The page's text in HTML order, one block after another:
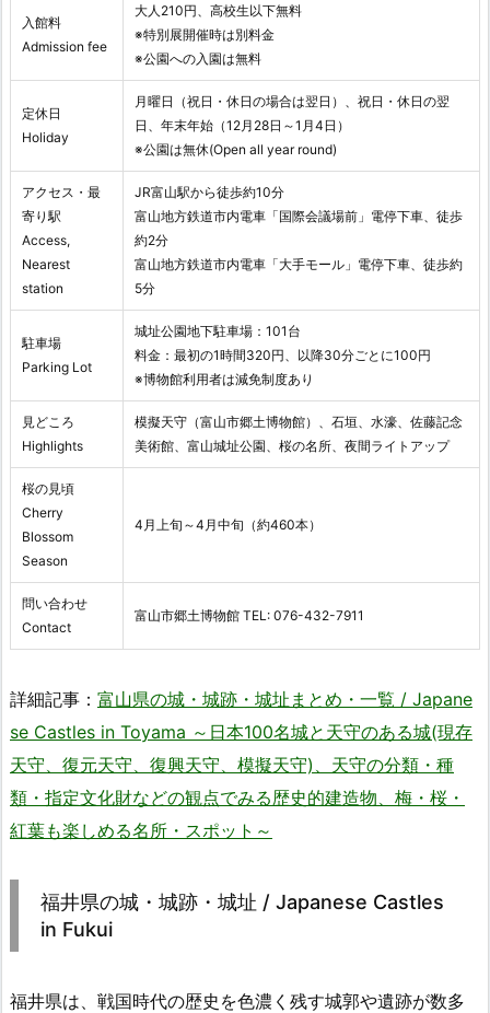
入館料
Admission fee
大人210円、高校生以下無料
※特別展開催時は別料金
※公園への入園は無料
定休日
Holiday
月曜日（祝日・休日の場合は翌日）、祝日・休日の翌
日、年末年始（12月28日～1月4日）
※公園は無休(Open all year round)
アクセス・最
寄り駅
Access,
Nearest
station
JR富山駅から徒歩約10分
富山地方鉄道市内電車「国際会議場前」電停下車、徒歩
約2分
富山地方鉄道市内電車「大手モール」電停下車、徒歩約
5分
駐車場
Parking Lot
城址公園地下駐車場：101台
料金：最初の1時間320円、以降30分ごとに100円
※博物館利用者は減免制度あり
見どころ
Highlights
模擬天守（富山市郷土博物館）、石垣、水濠、佐藤記念
美術館、富山城址公園、桜の名所、夜間ライトアップ
桜の見頃
Cherry
Blossom
Season
4月上旬～4月中旬（約460本）
問い合わせ
Contact
富山市郷土博物館 TEL: 076-432-7911
詳細記事： 富山県の城・城跡・城址まとめ・一覧 / Japane
se Castles in Toyama ～日本100名城と天守のある城(現存
天守、復元天守、復興天守、模擬天守)、天守の分類・種
類・指定文化財などの観点でみる歴史的建造物、梅・桜・
紅葉も楽しめる名所・スポット～
福井県の城・城跡・城址 / Japanese Castles
in Fukui
福井県は、戦国時代の歴史を色濃く残す城郭や遺跡が数多